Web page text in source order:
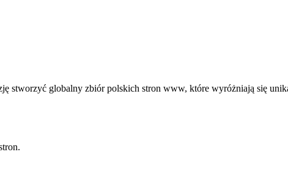
stworzyć globalny zbiór polskich stron www, które wyróżniają się